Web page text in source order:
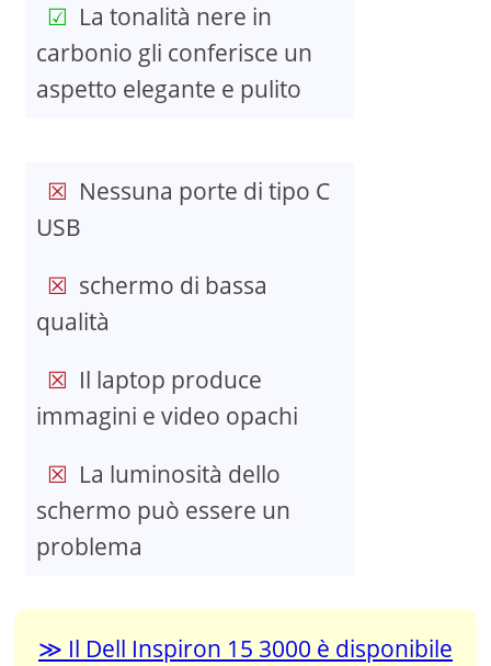
La tonalità nere in
carbonio gli conferisce un
aspetto elegante e pulito
Nessuna porte di tipo C
USB
schermo di bassa
qualità
Il laptop produce
immagini e video opachi
La luminosità dello
schermo può essere un
problema
Il Dell Inspiron 15 3000 è disponibile